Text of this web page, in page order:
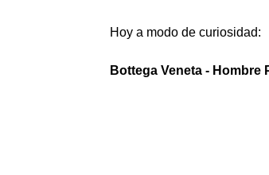
Hoy a modo de curiosidad:
Bottega Veneta - Hombre